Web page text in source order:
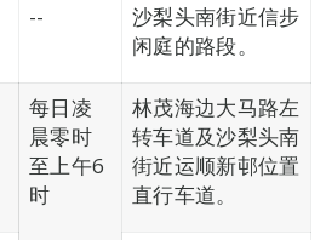
--
沙梨头南街近信步
闲庭的路段。
每日凌
晨零时
至上午6
时
林茂海边大马路左
转车道及沙梨头南
街近运顺新邨位置
直行车道。